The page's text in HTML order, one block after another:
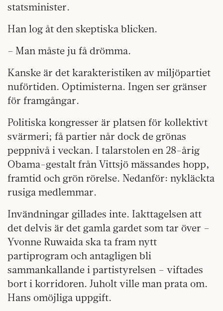
statsminister.
Han log åt den skeptiska blicken.
– Man måste ju få drömma.
Kanske är det karakteristiken av miljöpartiet
nuförtiden. Optimisterna. Ingen ser gränser
för framgångar.
Politiska kongresser är platsen för kollektivt
svärmeri; få partier når dock de grönas
peppnivå i veckan. I talarstolen en 28-årig
Obama-gestalt från Vittsjö mässandes hopp,
framtid och grön rörelse. Nedanför: nykläckta
rusiga medlemmar.
Invändningar gillades inte. Iakttagelsen att
det delvis är det gamla gardet som tar över –
Yvonne Ruwaida ska ta fram nytt
partiprogram och antagligen bli
sammankallande i partistyrelsen – viftades
bort i korridoren. Juholt ville man prata om.
Hans omöjliga uppgift.